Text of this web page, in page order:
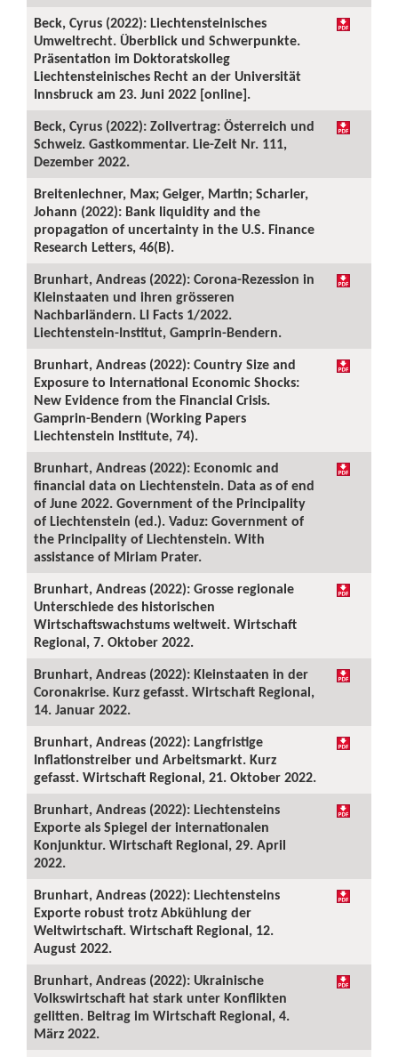
Beck, Cyrus (2022): Liechtensteinisches
Umweltrecht. Überblick und Schwerpunkte.
Präsentation im Doktoratskolleg
Liechtensteinisches Recht an der Universität
Innsbruck am 23. Juni 2022 [online].
Beck, Cyrus (2022): Zollvertrag: Österreich und
Schweiz. Gastkommentar. Lie-Zeit Nr. 111,
Dezember 2022.
Breitenlechner, Max; Geiger, Martin; Scharler,
Johann (2022): Bank liquidity and the
propagation of uncertainty in the U.S. Finance
Research Letters, 46(B).
Brunhart, Andreas (2022): Corona-Rezession in
Kleinstaaten und ihren grösseren
Nachbarländern. LI Facts 1/2022.
Liechtenstein-Institut, Gamprin-Bendern.
Brunhart, Andreas (2022): Country Size and
Exposure to International Economic Shocks:
New Evidence from the Financial Crisis.
Gamprin-Bendern (Working Papers
Liechtenstein Institute, 74).
Brunhart, Andreas (2022): Economic and
financial data on Liechtenstein. Data as of end
of June 2022. Government of the Principality
of Liechtenstein (ed.). Vaduz: Government of
the Principality of Liechtenstein. With
assistance of Miriam Prater.
Brunhart, Andreas (2022): Grosse regionale
Unterschiede des historischen
Wirtschaftswachstums weltweit. Wirtschaft
Regional, 7. Oktober 2022.
Brunhart, Andreas (2022): Kleinstaaten in der
Coronakrise. Kurz gefasst. Wirtschaft Regional,
14. Januar 2022.
Brunhart, Andreas (2022): Langfristige
Inflationstreiber und Arbeitsmarkt. Kurz
gefasst. Wirtschaft Regional, 21. Oktober 2022.
Brunhart, Andreas (2022): Liechtensteins
Exporte als Spiegel der internationalen
Konjunktur. Wirtschaft Regional, 29. April
2022.
Brunhart, Andreas (2022): Liechtensteins
Exporte robust trotz Abkühlung der
Weltwirtschaft. Wirtschaft Regional, 12.
August 2022.
Brunhart, Andreas (2022): Ukrainische
Volkswirtschaft hat stark unter Konflikten
gelitten. Beitrag im Wirtschaft Regional, 4.
März 2022.